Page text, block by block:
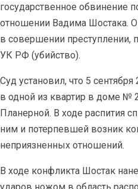
государственное обвинение
отношении Вадима Шостака.
в совершении преступлении,
УК РФ (убийство).
Суд установил, что 5 сентября
в одной из квартир в доме №
Планерной. В ходе распития
ним и потерпевшей возник
неприязненных отношений.
В ходе конфликта Шостак